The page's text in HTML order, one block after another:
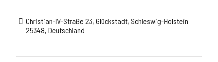
Christian-IV-Straße 23, Glückstadt, Schleswig-Holstein
25348, Deutschland